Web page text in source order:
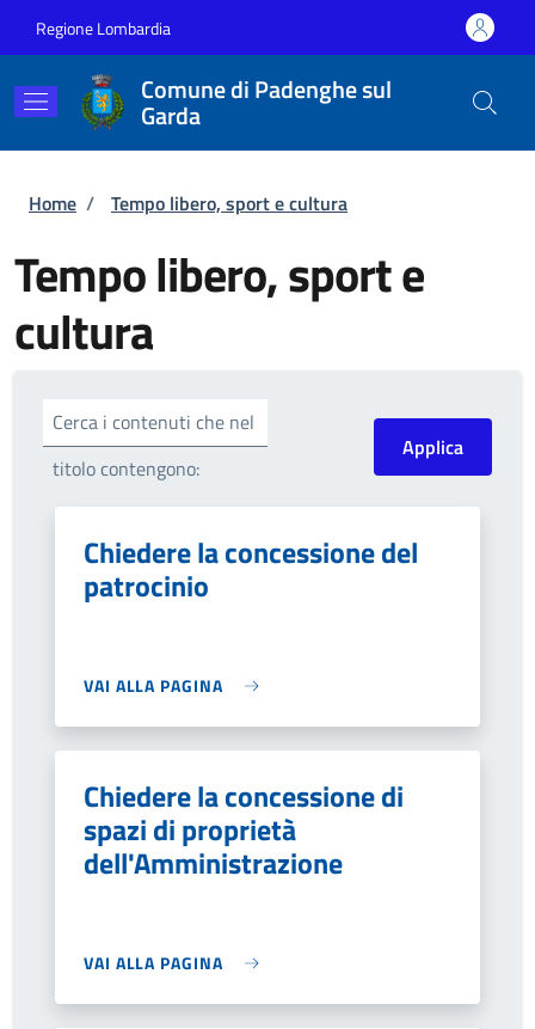
Regione Lombardia
Comune di Padenghe sul
Garda
Briciole di pane
Home / Tempo libero, sport e cultura
Tempo libero, sport e
cultura
Cerca i contenuti che nel
titolo contengono:
Chiedere la concessione del
patrocinio
VAI ALLA PAGINA
Chiedere la concessione di
spazi di proprietà
dell'Amministrazione
VAI ALLA PAGINA